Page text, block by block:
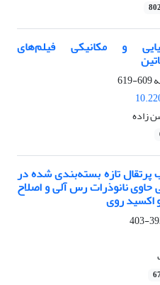
و مکانیکی فیلم‌های
609-619
زاده
تازه بسته‌بندی شده در
حاوی نانوذرات رس آلی و اصلاح
اکسید روی